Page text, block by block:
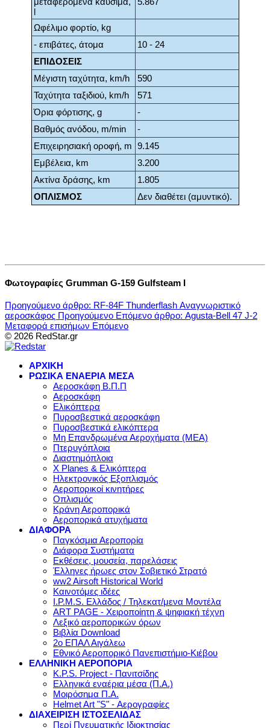
l
Ωφέλιμο φορτίο, kg
- επιβάτες, άτομα
10 - 24
ΕΠΙΔΟΣΕΙΣ
Μέγιστη ταχύτητα, km/h
590
Ταχύτητα ταξιδιού, km/h
571
Όρια φόρτισης, g
-
Βαθμός ανόδου, m/min
-
Επιχειρησιακή οροφή, m 9.145
Εμβέλεια, km
3.200
Ακτίνα δράσης, km
1.805
ΟΠΛΙΣΜΟΣ
Δεν διαθέτει (αμυντικό).
Φωτογραφίες Grumman G-159 Gulfsteam I
Προηγούμενο άρθρο: RF-84F Thunderflash Αναγνωριστικό
αεροσκάφος Προηγούμενο Επόμενο άρθρο: Agusta-Bell 47 J-2
Μεταφορά επισήμων Επόμενο
© 2026 RedStar.gr
ΑΡΧΙΚΗ
ΡΩΣΙΚΑ ΕΝΑΕΡΙΑ ΜΕΣΑ
Αεροσκάφη Β.Π.Π
Αεροσκάφη
Ελικόπτερα
Πυροσβεστικά αεροσκάφη
Πυροσβεστικά ελικόπτερα
Μη Επανδρωμένα Αεροχήματα (ΜΕΑ)
Πτερυγόπλοια
Διαστημόπλοια
X Planes & Ελικόπτερα
Ηλεκτρονικός Εξοπλισμός
Αεροπορικοί κινητήρες
Οπλισμός
Κράνη Αεροπορικά
Αεροπορικά ατυχήματα
ΔΙΑΦΟΡΑ
Παγκόσμια Αεροπορία
Διάφορα Συστήματα
Εκθέσεις, μουσεία, παρελάσεις
Έλληνες ήρωες στον Σοβιετικό Στρατό
ww2 Airsoft Historical World
Καινοτόμες ιδέες
I.P.M.S. Ελλάδος / Τηλεκατ/μενα Μοντέλα
ART PAGE - Χειροποίητη & ψηφιακή τέχνη
Λεξικό αεροπορικών όρων
Βιβλία Download
2ο ΕΠΑΛ Αιγάλεω
Εθνικό Αεροπορικό Πανεπιστήμιο-Κιέβου
ΕΛΛΗΝΙΚΗ ΑΕΡΟΠΟΡΙΑ
K.P.S. Project - Πανιτσίδης
Ελληνικά εναέρια μέσα (Π.Α.)
Μοιρόσημα Π.Α.
Helmet Art "S" - Αερογραφίες
ΔΙΑΧΕΙΡΙΣΗ ΙΣΤΟΣΕΛΙΔΑΣ
Περί Πνευματικής Ιδιοκτησίας